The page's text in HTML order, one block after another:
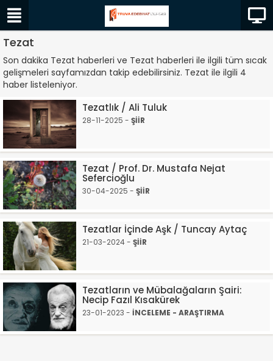
Tezat
Son dakika Tezat haberleri ve Tezat haberleri ile ilgili tüm sıcak
gelişmeleri sayfamızdan takip edebilirsiniz. Tezat ile ilgili 4
haber listeleniyor.
Tezatlık / Ali Tuluk
28-11-2025 - ŞİİR
Tezat / Prof. Dr. Mustafa Nejat
Sefercioğlu
30-04-2025 - ŞİİR
Tezatlar İçinde Aşk / Tuncay Aytaç
21-03-2024 - ŞİİR
Tezatların ve Mübalağaların Şairi:
Necip Fazıl Kısakürek
23-01-2023 - İNCELEME - ARAŞTIRMA